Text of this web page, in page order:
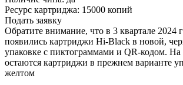
Ресурс картриджа: 15000 копий
Подать заявку
Обратите внимание, что в 3 квартале 2024
появились картриджи Hi-Black в новой,
упаковке с пиктограммами и QR-кодом. На
остаются картриджи в прежнем варианте
желтом